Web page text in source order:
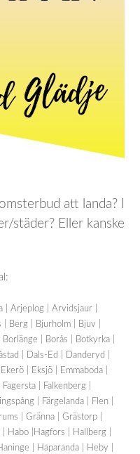
att landa? I
städer? Eller kanske
Arjeplog | Arvidsjaur |
Berg | Bjurholm | Bjuv |
| Borås | Botkyrka |
| Dals-Ed | Danderyd |
| Eksjö | Emmaboda |
| Falkenberg |
| Färgelanda | Flen |
| Gränna | Grästorp |
Habo |Hagfors | Hallberg |
| Haparanda | Heby |